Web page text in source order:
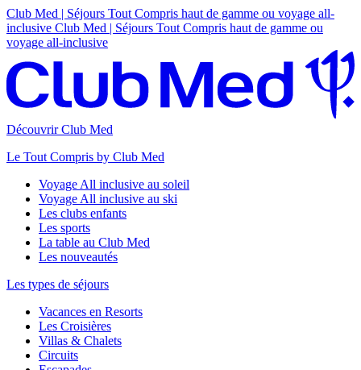
Club Med | Séjours Tout Compris haut de gamme ou voyage all-
inclusive Club Med | Séjours Tout Compris haut de gamme ou
voyage all-inclusive
Découvrir Club Med
Le Tout Compris by Club Med
Voyage All inclusive au soleil
Voyage All inclusive au ski
Les clubs enfants
Les sports
La table au Club Med
Les nouveautés
Les types de séjours
Vacances en Resorts
Les Croisières
Villas & Chalets
Circuits